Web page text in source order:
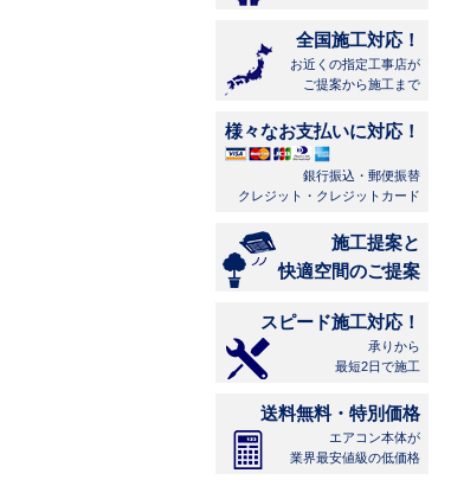
全国施工対応！
お近くの指定工事店が
ご提案から施工まで
様々なお支払いに対応！
銀行振込・郵便振替
クレジット・クレジットカード
施工提案と
快適空間のご提案
スピード施工対応！
承りから
最短2日で施工
送料無料・特別価格
エアコン本体が
業界最安値級の低価格